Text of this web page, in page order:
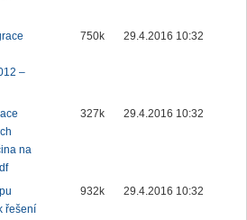
–
750k 29.4.2016 10:32
na
327k 29.4.2016 10:32
řešení
932k 29.4.2016 10:32